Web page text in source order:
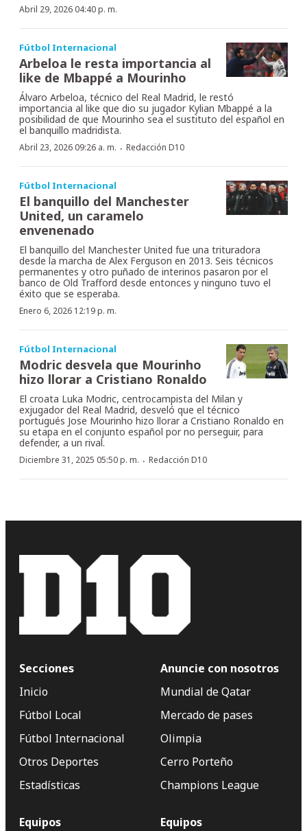
Abril 29, 2026 04:40 p. m.
Fútbol Internacional
Arbeloa le resta importancia al
like de Mbappé a Mourinho
Álvaro Arbeloa, técnico del Real Madrid, le restó
importancia al like que dio su jugador Kylian Mbappé a la
posibilidad de que Mourinho sea el sustituto del español en
el banquillo madridista.
Abril 23, 2026 09:26 a. m. · Redacción D10
Fútbol Internacional
El banquillo del Manchester
United, un caramelo
envenenado
El banquillo del Manchester United fue una trituradora
desde la marcha de Alex Ferguson en 2013. Seis técnicos
permanentes y otro puñado de interinos pasaron por el
banco de Old Trafford desde entonces y ninguno tuvo el
éxito que se esperaba.
Enero 6, 2026 12:19 p. m.
Fútbol Internacional
Modric desvela que Mourinho
hizo llorar a Cristiano Ronaldo
El croata Luka Modric, centrocampista del Milan y
exjugador del Real Madrid, desveló que el técnico
portugués Jose Mourinho hizo llorar a Cristiano Ronaldo en
su etapa en el conjunto español por no perseguir, para
defender, a un rival.
Diciembre 31, 2025 05:50 p. m. · Redacción D10
Secciones
Inicio
Fútbol Local
Fútbol Internacional
Otros Deportes
Estadísticas
Anuncie con nosotros
Mundial de Qatar
Mercado de pases
Olimpia
Cerro Porteño
Champions League
Equipos Equipos